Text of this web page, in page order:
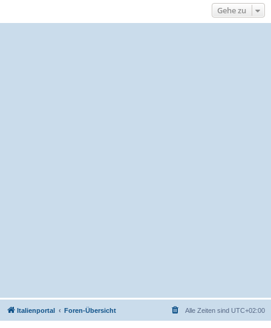
Gehe zu
Italienportal Foren-Übersicht Alle Zeiten sind UTC+02:00